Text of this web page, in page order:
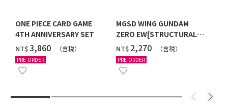
ONE PIECE CARD GAME
4TH ANNIVERSARY SET
NT$‌3,860 （含税）
PRE-ORDER
MGSD WING GUNDAM
ZERO EW[STRUCTURAL
COATING/BLACK] [2026年
12月發送]
NT$ ‌2,270 （含税）
PRE-ORDER